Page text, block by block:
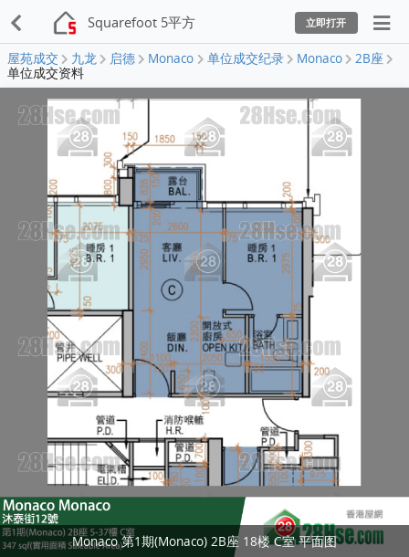
Squarefoot 5平方 立即打开
屋苑成交 九龙 启德 Monaco 单位成交纪录 Monaco
2B座
单位成交资料
Monaco 第1期(Monaco) 2B座 18楼 C室 平面图